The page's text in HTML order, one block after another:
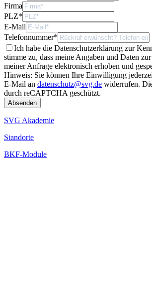
Firma
PLZ*
E-Mail
Telefonnummer*
Ich habe die Datenschutzerklärung zur
stimme zu, dass meine Angaben und Daten
meiner Anfrage elektronisch erhoben und
Hinweis: Sie können Ihre Einwilligung
E-Mail an datenschutz@svg.de widerrufen.
durch reCAPTCHA geschützt.
SVG Akademie
Standorte
BKF-Module